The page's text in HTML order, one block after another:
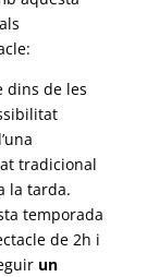
dins de les
tradicional
la tarda.
temporada
de 2h i
un